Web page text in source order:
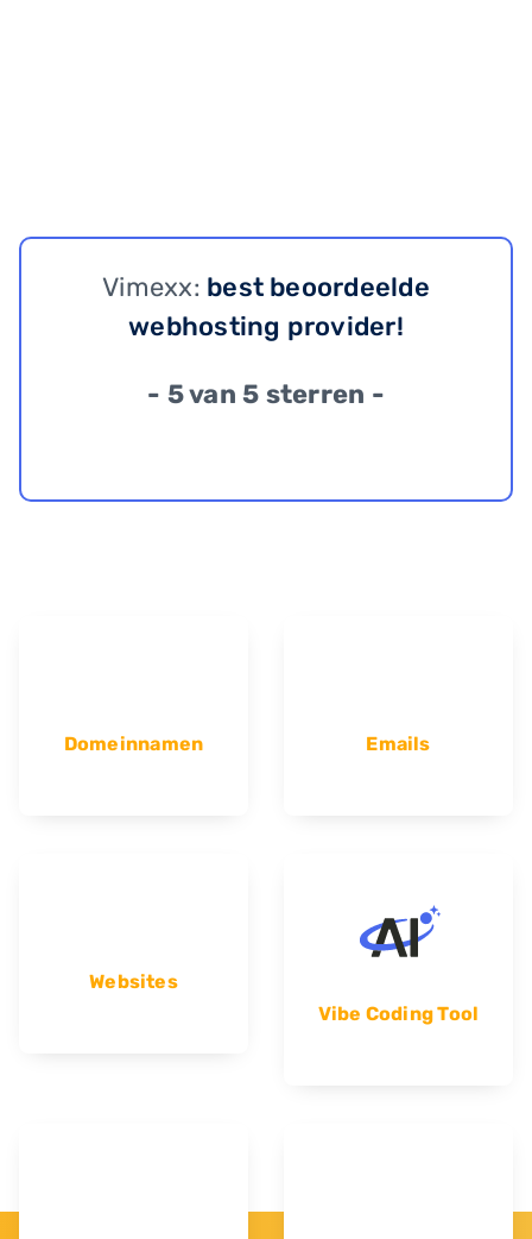
Vimexx: best beoordeelde
webhosting provider!
- 5 van 5 sterren -
Domeinnamen Emails
Websites
Vibe Coding Tool